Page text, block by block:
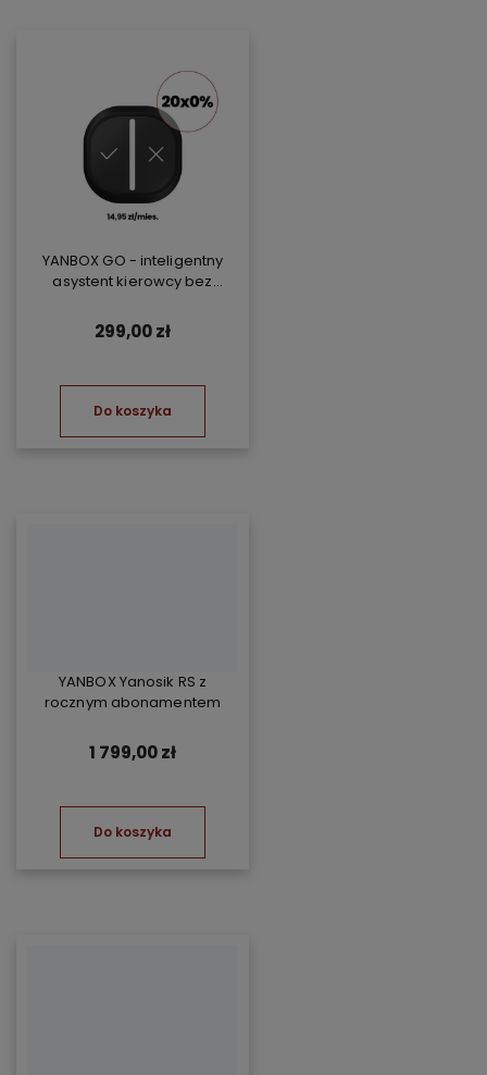
YANBOX GO - inteligentny
asystent kierowcy bez
299,00 zł
Do koszyka
YANBOX Yanosik RS z
rocznym abonamentem
1 799,00 zł
Do koszyka